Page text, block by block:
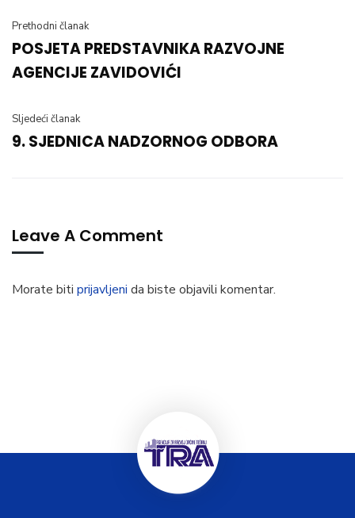
Prethodni članak
POSJETA PREDSTAVNIKA RAZVOJNE
AGENCIJE ZAVIDOVIĆI
Sljedeći članak
9. SJEDNICA NADZORNOG ODBORA
Leave A Comment
Morate biti prijavljeni da biste objavili komentar.